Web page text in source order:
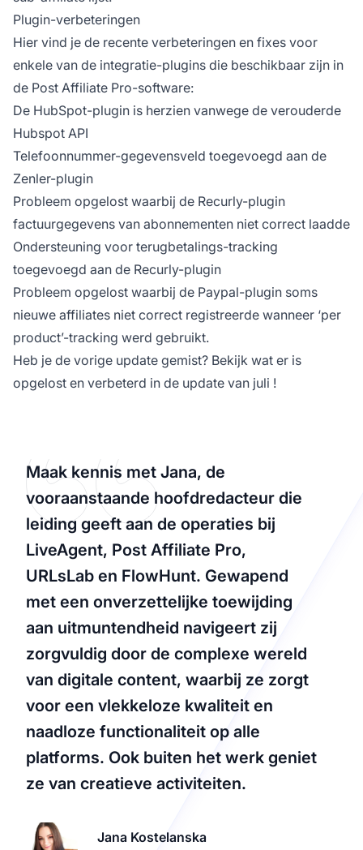
Plugin-verbeteringen
Hier vind je de recente verbeteringen en fixes voor
enkele van de integratie-plugins die beschikbaar zijn in
de Post Affiliate Pro-software:
De HubSpot-plugin is herzien vanwege de verouderde
Hubspot API
Telefoonnummer-gegevensveld toegevoegd aan de
Zenler-plugin
Probleem opgelost waarbij de Recurly-plugin
factuurgegevens van abonnementen niet correct laadde
Ondersteuning voor terugbetalings-tracking
toegevoegd aan de Recurly-plugin
Probleem opgelost waarbij de Paypal-plugin soms
nieuwe affiliates niet correct registreerde wanneer ‘per
product’-tracking werd gebruikt.
Heb je de vorige update gemist? Bekijk wat er is
opgelost en verbeterd in de update van juli !
Maak kennis met Jana, de
vooraanstaande hoofdredacteur die
leiding geeft aan de operaties bij
LiveAgent, Post Affiliate Pro,
URLsLab en FlowHunt. Gewapend
met een onverzettelijke toewijding
aan uitmuntendheid navigeert zij
zorgvuldig door de complexe wereld
van digitale content, waarbij ze zorgt
voor een vlekkeloze kwaliteit en
naadloze functionaliteit op alle
platforms. Ook buiten het werk geniet
ze van creatieve activiteiten.
Jana Kostelanska